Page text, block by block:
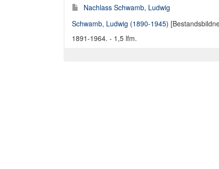
Nachlass Schwamb, Ludwig
Schwamb, Ludwig (1890-1945)
1891-1964. - 1,5 lfm.